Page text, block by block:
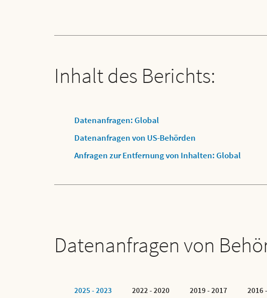
Inhalt des Berichts:
Datenanfragen: Global
Datenanfragen von US-Behörden
Anfragen zur Entfernung von Inhalten: Global
Datenanfragen von
2025 - 2023 2022 - 2020 2019 - 2017 2016